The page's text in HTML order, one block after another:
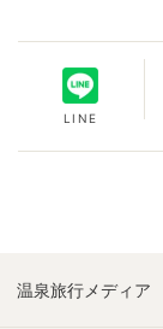
LINE
温泉旅行メディア